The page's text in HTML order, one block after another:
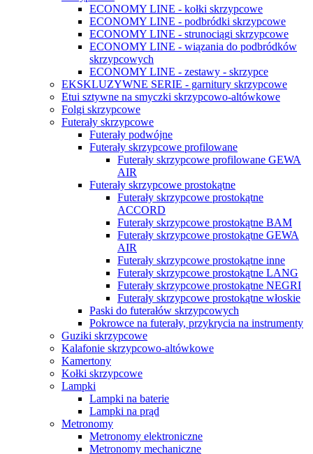
ECONOMY LINE - kołki skrzypcowe
ECONOMY LINE - podbródki skrzypcowe
ECONOMY LINE - strunociągi skrzypcowe
ECONOMY LINE - wiązania do podbródków
skrzypcowych
ECONOMY LINE - zestawy - skrzypce
EKSKLUZYWNE SERIE - garnitury skrzypcowe
Etui sztywne na smyczki skrzypcowo-altówkowe
Folgi skrzypcowe
Futerały skrzypcowe
Futerały podwójne
Futerały skrzypcowe profilowane
Futerały skrzypcowe profilowane GEWA
AIR
Futerały skrzypcowe prostokątne
Futerały skrzypcowe prostokątne
ACCORD
Futerały skrzypcowe prostokątne BAM
Futerały skrzypcowe prostokątne GEWA
AIR
Futerały skrzypcowe prostokątne inne
Futerały skrzypcowe prostokątne LANG
Futerały skrzypcowe prostokątne NEGRI
Futerały skrzypcowe prostokątne włoskie
Paski do futerałów skrzypcowych
Pokrowce na futerały, przykrycia na instrumenty
Guziki skrzypcowe
Kalafonie skrzypcowo-altówkowe
Kamertony
Kołki skrzypcowe
Lampki
Lampki na baterie
Lampki na prąd
Metronomy
Metronomy elektroniczne
Metronomy mechaniczne